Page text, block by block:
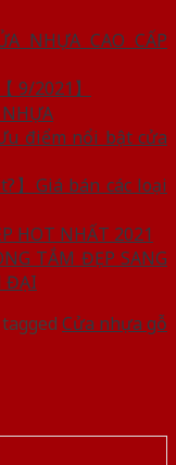
NHỰA CAO CẤP
9/2021】
NHỰA
điểm nổi bật cửa
】Giá bán các loại
HOT NHẤT 2021
TẮM ĐẸP SANG
ĐẠI
Cửa nhựa gỗ